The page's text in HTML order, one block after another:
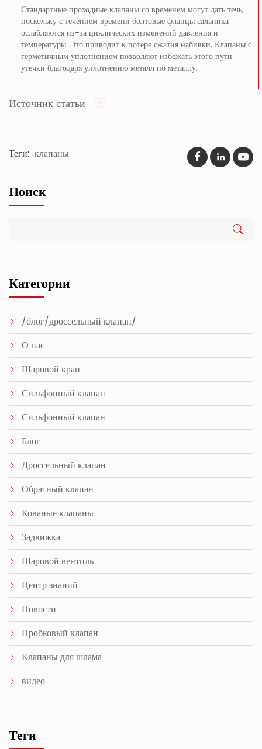
Стандартные проходные клапаны со временем могут дать течь,
поскольку с течением времени болтовые фланцы сальника
ослабляются из-за циклических изменений давления и
температуры. Это приводит к потере сжатия набивки. Клапаны с
герметичным уплотнением позволяют избежать этого пути
утечки благодаря уплотнению металл по металлу.
Источник статьи
Теги: клапаны
Поиск
Категории
/блог/дроссельный клапан/
О нас
Шаровой кран
Сильфонный клапан
Сильфонный клапан
Блог
Дроссельный клапан
Обратный клапан
Кованые клапаны
Задвижка
Шаровой вентиль
Центр знаний
Новости
Пробковый клапан
Клапаны для шлама
видео
Теги